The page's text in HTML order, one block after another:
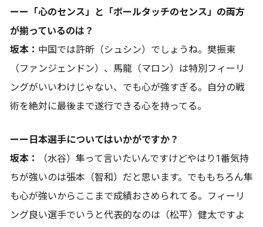
ーー「心のセンス」と「ボールタッチのセンス」の両方
が揃っているのは？
坂本： 中国では許昕（シュシン）でしょうね。樊振東
（ファンジェンドン）、馬龍（マロン）は特別フィーリ
ングがいいわけじゃない、でも心が強すぎる。自分の戦
術を絶対に最後まで遂行できる心を持ってる。
ーー日本選手についてはいかがですか？
坂本：
（水谷）隼って言いたいんですけどやはり1番気持
ちが強いのは張本（智和）だと思います。でももちろん隼
も心が強いからここまで成績おさめられてる。フィーリ
ング良い選手でいうと代表的なのは（松平）健太ですよ